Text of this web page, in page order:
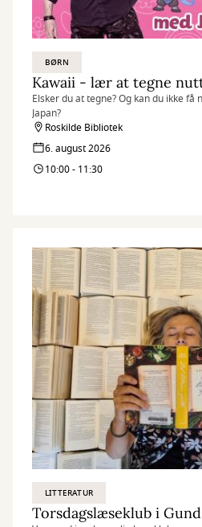
BØRN
Elsker du at tegne? Og kan du ikke
Japan?
Roskilde Bibliotek
6. august 2026
10:00 - 11:30
LITTERATUR
Torsdagslæseklub i